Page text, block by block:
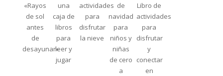
«Rayos
de sol
antes
de
desayunar»
una
caja de
libros
para
leer y
jugar
actividades
para
disfrutar
la nieve
de
navidad
para
niños y
niñas
de cero
a
Libro de
actividades
para
disfrutar
y
conectar
en